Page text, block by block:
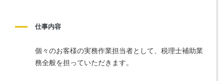
仕事内容
個々のお客様の実務作業担当者として、税理士補助業
務全般を担っていただきます。